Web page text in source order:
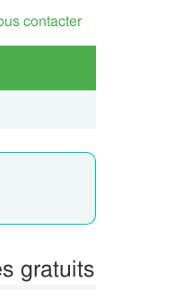
contacter
gratuits